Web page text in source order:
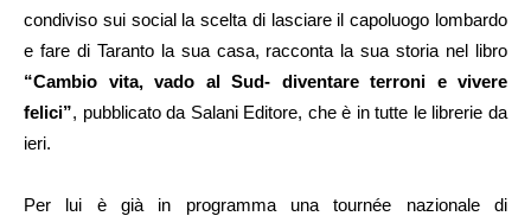
condiviso sui social la scelta di lasciare il capoluogo lombardo
e fare di Taranto la sua casa, racconta la sua storia nel libro
“Cambio vita, vado al Sud- diventare terroni e vivere
felici”, pubblicato da Salani Editore, che è in tutte le librerie da
ieri.
Per lui è già in programma una tournée nazionale di